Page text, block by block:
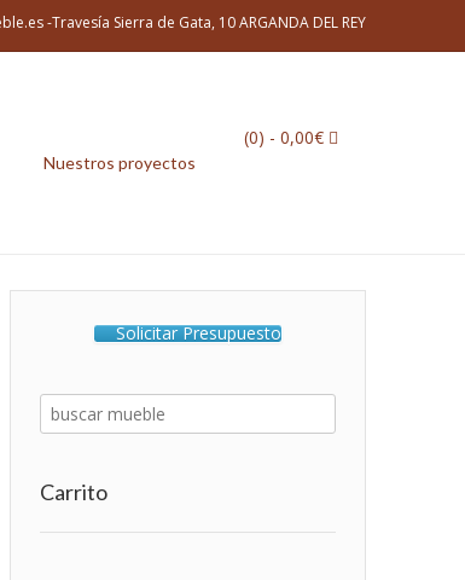
-Travesía Sierra de Gata, 10 ARGANDA DEL REY
(0) - 0,00€
Nuestros proyectos
Solicitar Presupuesto
Carrito